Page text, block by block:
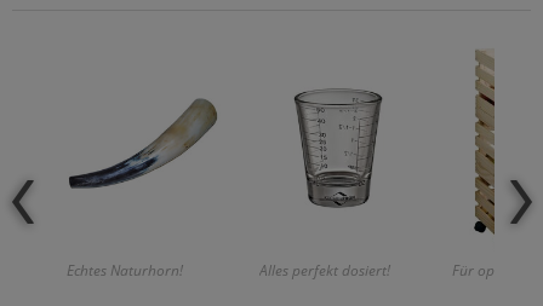
Echtes Naturhorn! Alles perfekt dosiert! Für optimale